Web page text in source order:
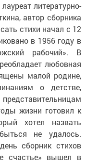
литературно-
автор сборника
стихи начал с 12
в 1956 году в
рабочий». В
любовная
малой родине,
о детстве,
жизни готовил к
хотел назвать
не удалось.
сборник стихов
счастье» вышел в